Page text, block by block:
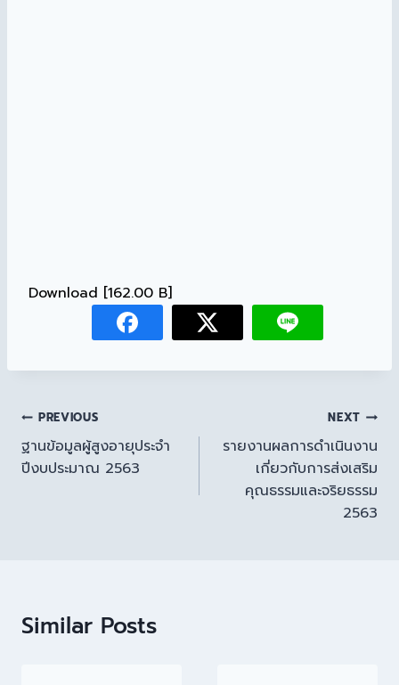
Download [162.00 B]
PREVIOUS
ฐานข้อมูลผู้สูงอายุประจำ
ปีงบประมาณ 2563
NEXT
รายงานผลการดำเนินงาน
เกี่ยวกับการส่งเสริม
คุณธรรมและจริยธรรม
2563
Similar Posts